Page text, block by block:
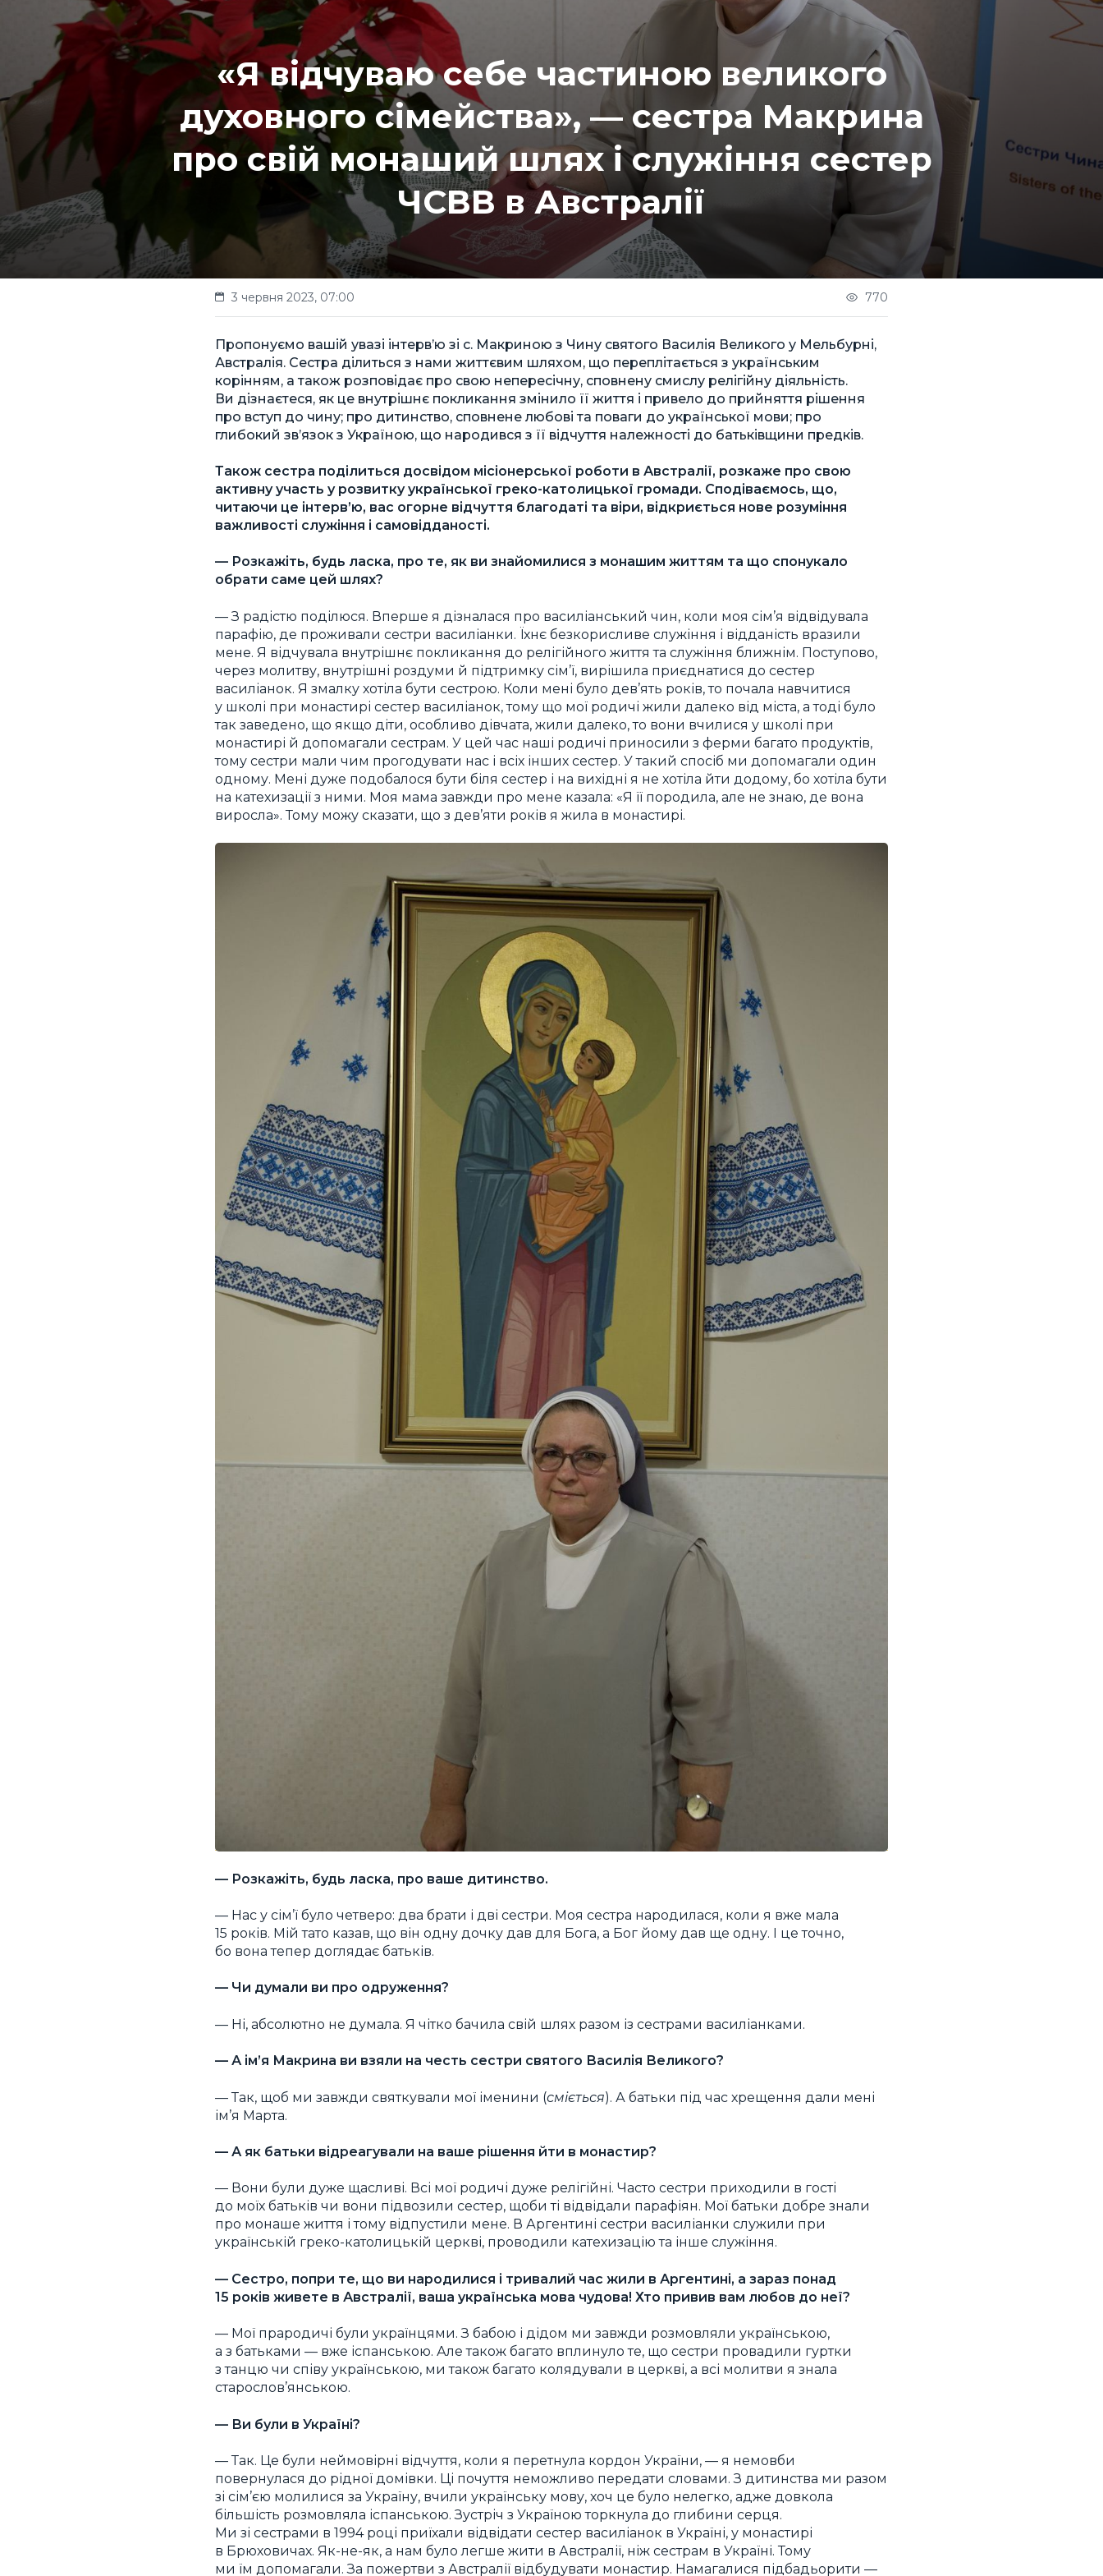
«Я відчуваю себе частиною великого
духовного сімейства», — сестра Макрина
про свій монаший шлях і служіння сестер
ЧСВВ в Австралії
3 червня 2023, 07:00 770
Пропонуємо вашій увазі інтерв’ю зі с. Макриною з Чину святого Василія Великого у Мельбурні,
Австралія. Сестра ділиться з нами життєвим шляхом, що переплітається з українським
корінням, а також розповідає про свою непересічну, сповнену смислу релігійну діяльність.
Ви дізнаєтеся, як це внутрішнє покликання змінило її життя і привело до прийняття рішення
про вступ до чину; про дитинство, сповнене любові та поваги до української мови; про
глибокий зв’язок з Україною, що народився з її відчуття належності до батьківщини предків.
Також сестра поділиться досвідом місіонерської роботи в Австралії, розкаже про свою
активну участь у розвитку української греко-католицької громади. Сподіваємось, що,
читаючи це інтерв’ю, вас огорне відчуття благодаті та віри, відкриється нове розуміння
важливості служіння і самовідданості.
— Розкажіть, будь ласка, про те, як ви знайомилися з монашим життям та що спонукало
обрати саме цей шлях?
— З радістю поділюся. Вперше я дізналася про василіанський чин, коли моя сім’я відвідувала
парафію, де проживали сестри василіанки. Їхнє безкорисливе служіння і відданість вразили
мене. Я відчувала внутрішнє покликання до релігійного життя та служіння ближнім. Поступово,
через молитву, внутрішні роздуми й підтримку сім’ї, вирішила приєднатися до сестер
василіанок. Я змалку хотіла бути сестрою. Коли мені було дев’ять років, то почала навчитися
у школі при монастирі сестер василіанок, тому що мої родичі жили далеко від міста, а тоді було
так заведено, що якщо діти, особливо дівчата, жили далеко, то вони вчилися у школі при
монастирі й допомагали сестрам. У цей час наші родичі приносили з ферми багато продуктів,
тому сестри мали чим прогодувати нас і всіх інших сестер. У такий спосіб ми допомагали один
одному. Мені дуже подобалося бути біля сестер і на вихідні я не хотіла йти додому, бо хотіла бути
на катехизації з ними. Моя мама завжди про мене казала: «Я її породила, але не знаю, де вона
виросла». Тому можу сказати, що з дев’яти років я жила в монастирі.
— Розкажіть, будь ласка, про ваше дитинство.
— Нас у сім’ї було четверо: два брати і дві сестри. Моя сестра народилася, коли я вже мала
15 років. Мій тато казав, що він одну дочку дав для Бога, а Бог йому дав ще одну. І це точно,
бо вона тепер доглядає батьків.
— Чи думали ви про одруження?
— Ні, абсолютно не думала. Я чітко бачила свій шлях разом із сестрами василіанками.
— А ім’я Макрина ви взяли на честь сестри святого Василія Великого?
— Так, щоб ми завжди святкували мої іменини (сміється). А батьки під час хрещення дали мені
ім’я Марта.
— А як батьки відреагували на ваше рішення йти в монастир?
— Вони були дуже щасливі. Всі мої родичі дуже релігійні. Часто сестри приходили в гості
до моїх батьків чи вони підвозили сестер, щоби ті відвідали парафіян. Мої батьки добре знали
про монаше життя і тому відпустили мене. В Аргентині сестри василіанки служили при
українській греко-католицькій церкві, проводили катехизацію та інше служіння.
— Сестро, попри те, що ви народилися і тривалий час жили в Аргентині, а зараз понад
15 років живете в Австралії, ваша українська мова чудова! Хто привив вам любов до неї?
— Мої прародичі були українцями. З бабою і дідом ми завжди розмовляли українською,
а з батьками — вже іспанською. Але також багато вплинуло те, що сестри провадили гуртки
з танцю чи співу українською, ми також багато колядували в церкві, а всі молитви я знала
старослов’янською.
— Ви були в Україні?
— Так. Це були неймовірні відчуття, коли я перетнула кордон України, — я немовби
повернулася до рідної домівки. Ці почуття неможливо передати словами. З дитинства ми разом
зі сім’єю молилися за Україну, вчили українську мову, хоч це було нелегко, адже довкола
більшість розмовляла іспанською. Зустріч з Україною торкнула до глибини серця.
Ми зі сестрами в 1994 році приїхали відвідати сестер василіанок в Україні, у монастирі
в Брюховичах. Як-не-як, а нам було легше жити в Австралії, ніж сестрам в Україні. Тому
ми їм допомагали. За пожертви з Австралії відбудувати монастир. Намагалися підбадьорити —